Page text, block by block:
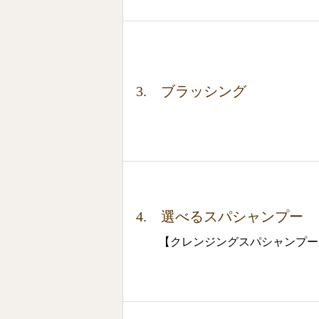
3. ブラッシング
4. 選べるスパシャンプー
【クレンジングスパシャンプー